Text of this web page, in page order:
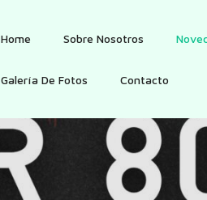
Home Sobre Nosotros
Galería De Fotos Contacto